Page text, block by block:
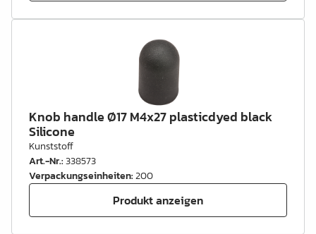
Knob handle Ø17 M4x27 plasticdyed black
Silicone
Kunststoff
Art.-Nr.:338573
Verpackungseinheiten:200
Produkt anzeigen